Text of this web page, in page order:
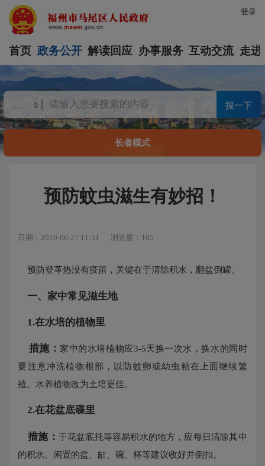
登录
首页 政务公开 解读回应 办事服务 互动交流 走进
搜一下
长者模式
预防蚊虫滋生有妙招！
日期：2019-06-27 11:51 浏览量：105
预防登革热没有疫苗，关键在于清除积水，翻盆倒罐。
一、家中常见滋生地
1.在水培的植物里
措施： 家中的水培植物应3-5天换一次水，换水的同时
要注意冲洗植物根部，以防蚊卵或幼虫粘在上面继续繁
殖。水养植物改为土培更佳。
2.在花盆底碟里
措施： 于花盆底托等容易积水的地方，应每日清除其中
的积水。闲置的盆、缸、碗、杯等建议收好并倒扣。